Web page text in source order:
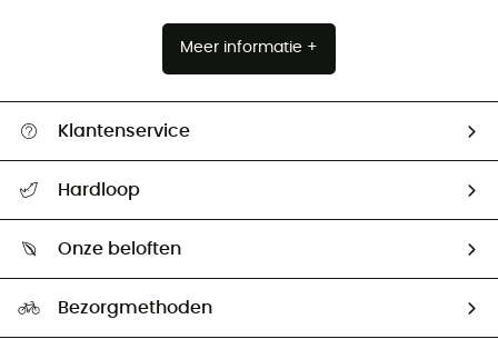
Meer informatie +
Klantenservice
Mijn zending volgen
Retourzendingen & Terugbetalingen
Hardloop
Ambassadeurs
Onze beloften
Bezorgmethoden